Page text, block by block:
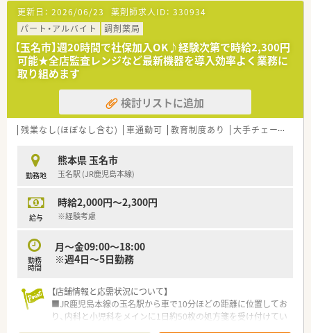
■精神科病院や老健施設など複数の施設を展開しており、救急医
療から専門治療まで幅広く対応する地域医療支援病院です。
■薬剤師が専門性を発揮できる環境作りを推進しており、認定薬
剤師の資格取得支援など職員の継続的な学びを支援していま
す。
【求人情報について】
■パートタイマーとしての募集であり、時給は2,500円という高
水準の設定となっているため、効率よく収入を得られます。
■週20時間以上の勤務から社会保険への加入が可能となってお
り、ライフスタイルに合わせた安定した働き方が選択できます。
相当の提示を受ける可能性もあり、キャリアも評価されます。
更新日： 2026/06/23 薬剤師求人ID： 330934
パート・アルバイト
調剤薬局
【玉名市】週20時間で社保加入OK♪経験次第で時給2,300円
可能★全店監査レンジなど最新機器を導入効率よく業務に
取り組めます
検討リストに追加
残業なし(ほぼなし含む) 車通勤可 教育制度あり 大手チェーン
勤務地
熊本県 玉名市
玉名駅 (JR鹿児島本線)
給与
時給2,000円～2,300円
※経験考慮
勤務
時間
月～金09:00～18:00
※週4日～5日勤務
【店舗情報と応需状況について】
■JR鹿児島本線の玉名駅から車で10分ほどの距離に位置してお
り、内科と小児科をメインに1日約50枚の処方箋を受け付けてい